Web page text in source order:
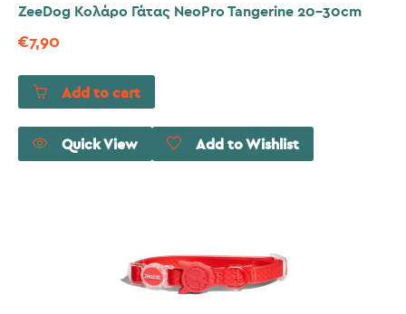
ZeeDog Κολάρο Γάτας NeoPro Tangerine 20-30cm
€7,90
Add to cart
Quick View Add to Wishlist